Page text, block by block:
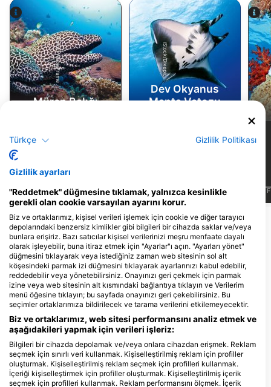
Alamy-WaterFrame
Müren Balığı
J F M A M J J A S O N D
iStock/Divepic
Dev Okyanus
Manta Vatozu
Manzaralar
J M A M J J A S O N D F
Bu Dalış Bölgesine Hizmet Veren Dalış
Merkezleri
Maldive Queen Dive Center
FW Residence 07-03,Kurikeela
Magu, 23000 Hulhumale, Maldİvler
Türkçe Gizlilik Politikası
Gizlilik ayarları
"Reddetmek" düğmesine tıklamak, yalnızca kesinlikle
gerekli olan cookie varsayılan ayarını korur.
Biz ve ortaklarımız, kişisel verileri işlemek için cookie ve diğer tarayıcı
depolarındaki benzersiz kimlikler gibi bilgileri bir cihazda saklar ve/veya
bunlara erişiriz. Bazı satıcılar kişisel verilerinizi meşru menfaate dayalı
olarak işleyebilir, buna itiraz etmek için "Ayarlar"ı açın. "Ayarları yönet"
düğmesini tıklayarak veya istediğiniz zaman web sitesinin sol alt
köşesindeki parmak izi düğmesini tıklayarak ayarlarınızı kabul edebilir,
reddedebilir veya yönetebilirsiniz. Onayınızı geri çekmek için parmak
izine veya web sitesinin alt kısmındaki bağlantıya tıklayın ve Verilerim
menü öğesine tıklayın; bu sayfada onayınızı geri çekebilirsiniz. Bu
seçimler ortaklarımıza bildirilecek ve tarama verilerini etkilemeyecektir.
Biz ve ortaklarımız, web sitesi performansını analiz etmek ve
aşağıdakileri yapmak için verileri işleriz:
Bilgileri bir cihazda depolamak ve/veya onlara cihazdan erişmek. Reklam
seçmek için sınırlı veri kullanmak. Kişiselleştirilmiş reklam için profiller
oluşturmak. Kişiselleştirilmiş reklam seçmek için profilleri kullanmak.
İçeriği kişiselleştirmek için profiller oluşturmak. Kişiselleştirilmiş içerik
seçmek için profilleri kullanmak. Reklam performansını ölçmek. İçerik